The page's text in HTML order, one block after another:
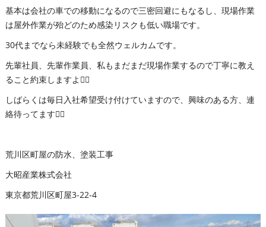
基本は会社の車での移動になるので三密回避にもなるし、現場作業
は屋外作業が殆どのため感染リスクも低い職場です。
30代までなら未経験でも全然ウェルカムです。
先輩社員、先輩作業員、私もまだまだ現場作業するので丁寧に教え
ること約束しますよ👍🏻
しばらくは毎日入社希望受け付けていますので、興味のある方、連
絡待ってます👍🏻
荒川区町屋の防水、塗装工事
大昭産業株式会社
東京都荒川区町屋3-22-4